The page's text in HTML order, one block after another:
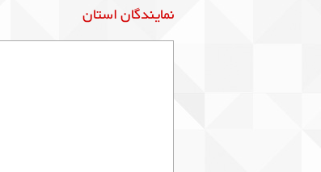
نمایندگان استان